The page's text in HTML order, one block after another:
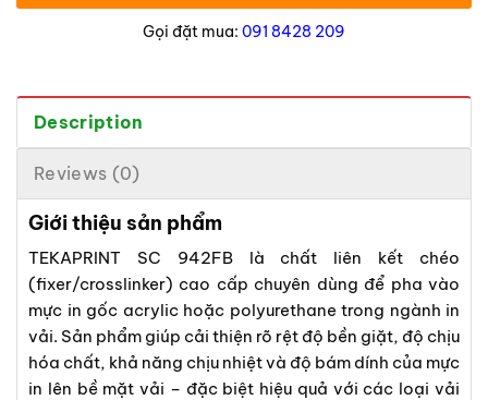
Gọi đặt mua: 091 8428 209
Description
Reviews (0)
Giới thiệu sản phẩm
TEKAPRINT SC 942FB là chất liên kết chéo
(fixer/crosslinker) cao cấp chuyên dùng để pha vào
mực in gốc acrylic hoặc polyurethane trong ngành in
vải. Sản phẩm giúp cải thiện rõ rệt độ bền giặt, độ chịu
hóa chất, khả năng chịu nhiệt và độ bám dính của mực
in lên bề mặt vải – đặc biệt hiệu quả với các loại vải